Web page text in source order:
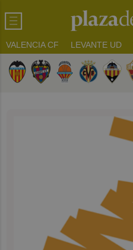
VALENCIA CF LEVANTE UD